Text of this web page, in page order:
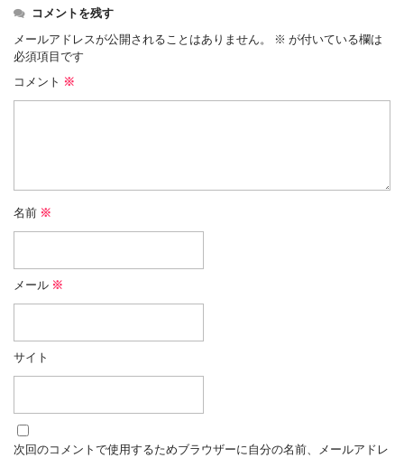
コメントを残す
メールアドレスが公開されることはありません。 ※ が付いている欄は
必須項目です
コメント ※
名前 ※
メール ※
サイト
次回のコメントで使用するためブラウザーに自分の名前、メールアドレ